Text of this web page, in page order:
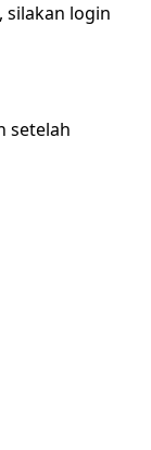
login
setelah